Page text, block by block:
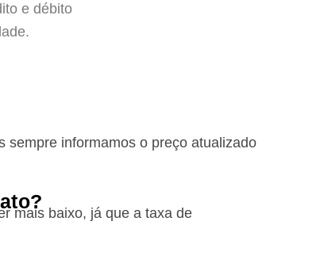
e débito
sempre informamos o preço atualizado
mais baixo, já que a taxa de